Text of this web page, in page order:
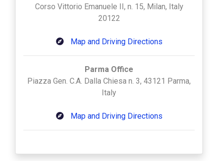
Corso Vittorio Emanuele II, n. 15, Milan, Italy
20122
Map and Driving Directions
Parma Office
Piazza Gen. C.A. Dalla Chiesa n. 3, 43121 Parma,
Italy
Map and Driving Directions